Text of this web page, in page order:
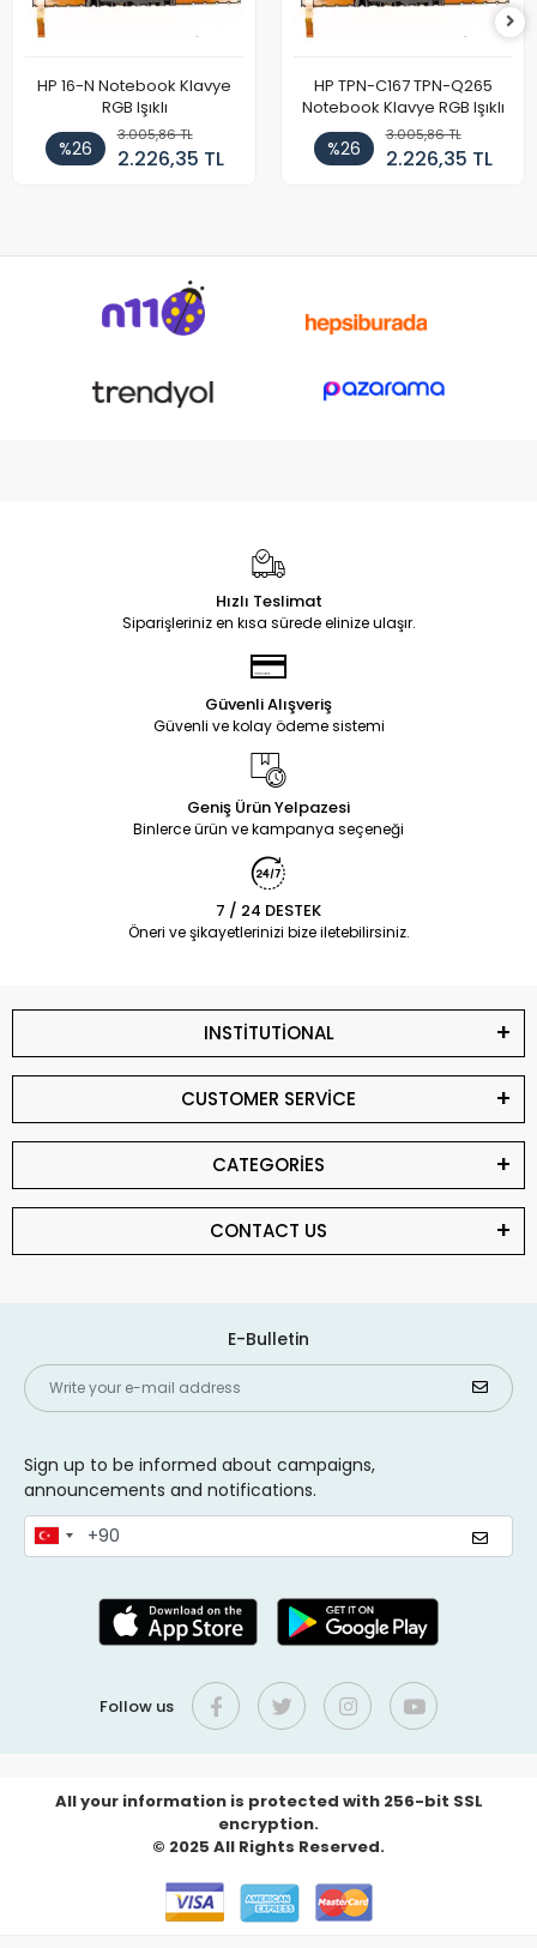
HP 16-N Notebook Klavye
RGB Işıklı
%26
3.005,86 TL
2.226,35 TL
HP TPN-C167 TPN-Q265
Notebook Klavye RGB Işıklı
%26
3.005,86 TL
2.226,35 TL
Hızlı Teslimat
Siparişleriniz en kısa sürede elinize ulaşır.
Güvenli Alışveriş
Güvenli ve kolay ödeme sistemi
Geniş Ürün Yelpazesi
Binlerce ürün ve kampanya seçeneği
7 / 24 DESTEK
Öneri ve şikayetlerinizi bize iletebilirsiniz.
INSTİTUTİONAL
CUSTOMER SERVİCE
CATEGORİES
CONTACT US
E-Bulletin
Sign up to be informed about campaigns,
announcements and notifications.
Follow us
All your information is protected with 256-bit SSL
encryption.
© 2025 All Rights Reserved.